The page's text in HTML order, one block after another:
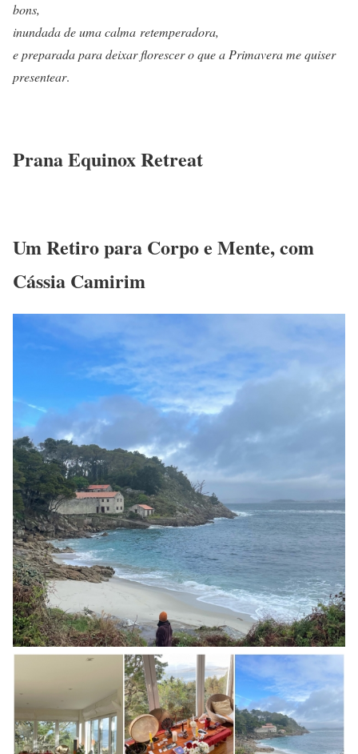
bons,
inundada de uma calma retemperadora,
e preparada para deixar florescer o que a Primavera me quiser
presentear.
Prana Equinox Retreat
Um Retiro para Corpo e Mente, com
Cássia Camirim